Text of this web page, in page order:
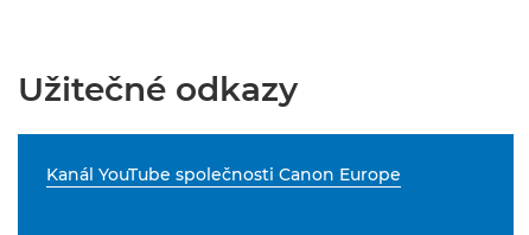
Užitečné odkazy
Kanál YouTube společnosti Canon Europe